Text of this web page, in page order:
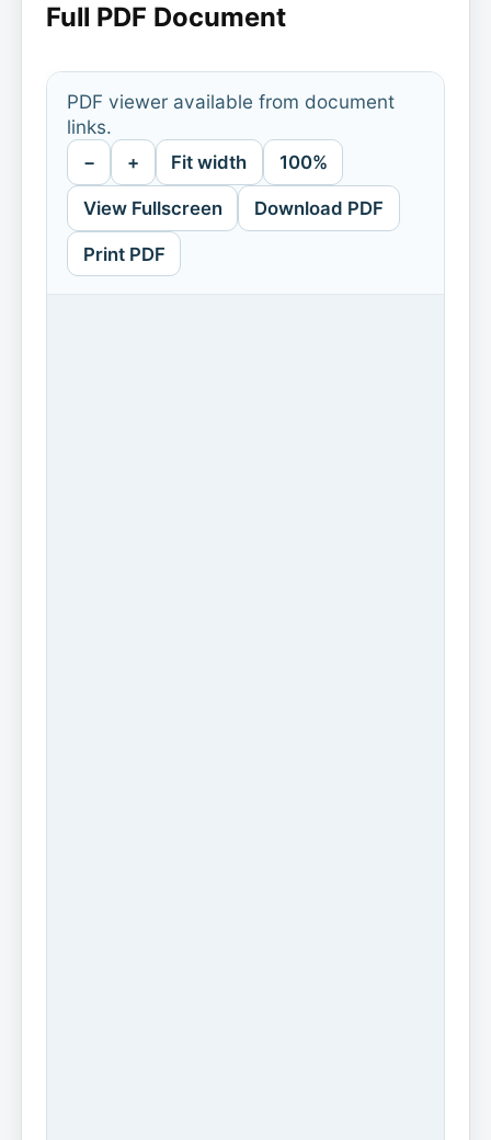
Full PDF Document
PDF viewer available from document
links.
− + Fit width 100%
View Fullscreen Download PDF
Print PDF